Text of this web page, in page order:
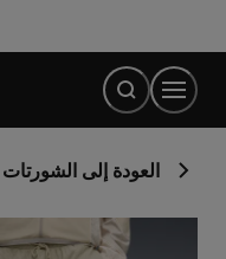
Content
العودة إلى الشورتات